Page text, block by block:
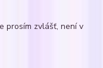
prosím zvlášť, není v